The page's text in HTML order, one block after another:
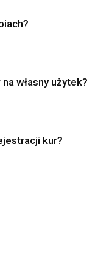
własny użytek?
kur?